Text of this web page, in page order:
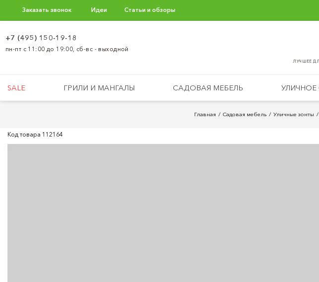
Заказать звонок Идеи Статьи и обзоры
ЛУЧШЕЕ
+7 (495) 150-19-18
пн-пт с 11:00 до 19:00, сб-вс - выходной
SALE ГРИЛИ И МАНГАЛЫ САДОВАЯ МЕБЕЛЬ
Главная Садовая мебель Уличные зонты
Код товара 112164